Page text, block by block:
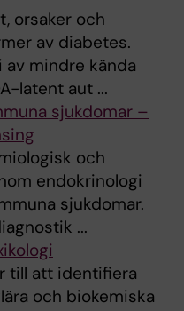
orsaker och
av diabetes.
mindre kända
latent aut ...
sjukdomar –
och
endokrinologi
sjukdomar.
...
till att identifiera
och biokemiska